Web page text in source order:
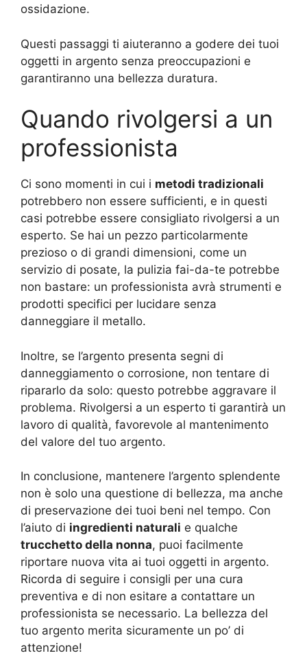
ossidazione.
Questi passaggi ti aiuteranno a godere dei tuoi
oggetti in argento senza preoccupazioni e
garantiranno una bellezza duratura.
Quando rivolgersi a un
professionista
Ci sono momenti in cui i metodi tradizionali
potrebbero non essere sufficienti, e in questi
casi potrebbe essere consigliato rivolgersi a un
esperto. Se hai un pezzo particolarmente
prezioso o di grandi dimensioni, come un
servizio di posate, la pulizia fai-da-te potrebbe
non bastare: un professionista avrà strumenti e
prodotti specifici per lucidare senza
danneggiare il metallo.
Inoltre, se l’argento presenta segni di
danneggiamento o corrosione, non tentare di
ripararlo da solo: questo potrebbe aggravare il
problema. Rivolgersi a un esperto ti garantirà un
lavoro di qualità, favorevole al mantenimento
del valore del tuo argento.
In conclusione, mantenere l’argento splendente
non è solo una questione di bellezza, ma anche
di preservazione dei tuoi beni nel tempo. Con
l’aiuto di ingredienti naturali e qualche
trucchetto della nonna, puoi facilmente
riportare nuova vita ai tuoi oggetti in argento.
Ricorda di seguire i consigli per una cura
preventiva e di non esitare a contattare un
professionista se necessario. La bellezza del
tuo argento merita sicuramente un po’ di
attenzione!